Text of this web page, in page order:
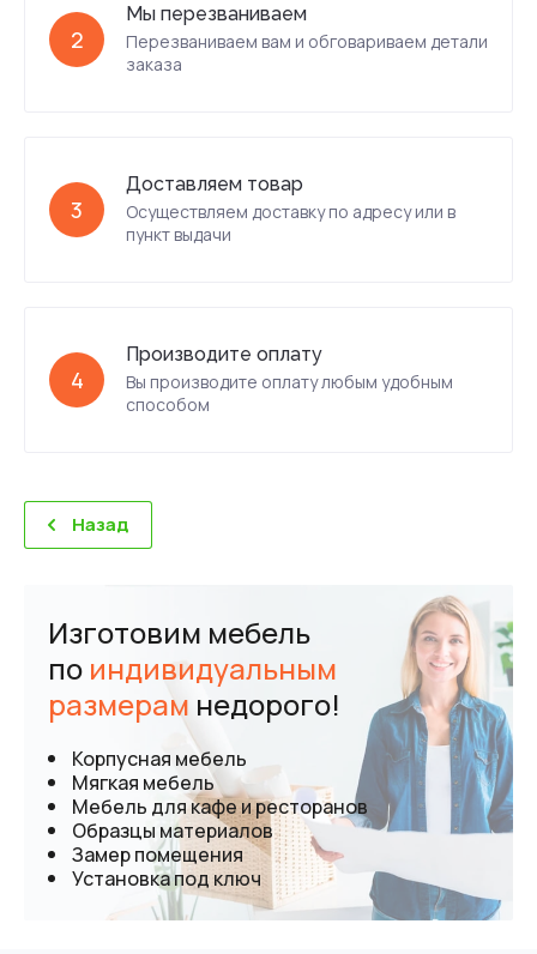
2
Мы перезваниваем
Перезваниваем вам и обговариваем детали
заказа
3
Доставляем товар
Осуществляем доставку по адресу или в
пункт выдачи
4
Производите оплату
Вы производите оплату любым удобным
способом
Назад
Изготовим мебель
по индивидуальным
размерам недорого!
Корпусная мебель
Мягкая мебель
Мебель для кафе и ресторанов
Образцы материалов
Замер помещения
Установка под ключ